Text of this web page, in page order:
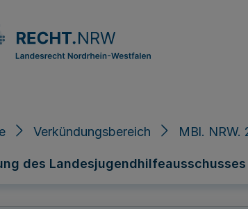
Verkündungsbereich MBl. NRW.
des